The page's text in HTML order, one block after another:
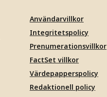
Användarvillkor
Integritetspolicy
Prenumerationsvillkor
FactSet villkor
Värdepapperspolicy
Redaktionell policy